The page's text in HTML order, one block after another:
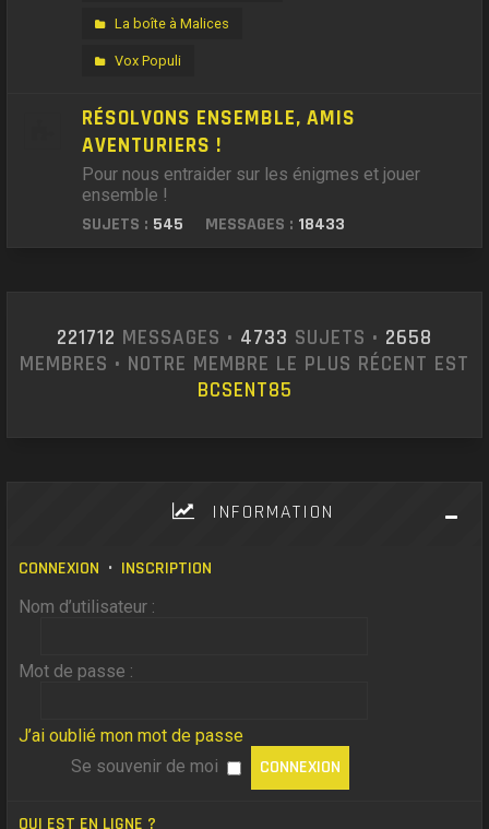
La boîte à Malices
Vox Populi
RÉSOLVONS ENSEMBLE, AMIS
AVENTURIERS !
Pour nous entraider sur les énigmes et jouer
ensemble !
SUJETS : 545 MESSAGES : 18433
221712 MESSAGES • 4733 SUJETS • 2658
MEMBRES • NOTRE MEMBRE LE PLUS RÉCENT EST
BCSENT85
INFORMATION
CONNEXION • INSCRIPTION
Nom d’utilisateur :
Mot de passe :
J’ai oublié mon mot de passe
Se souvenir de moi
QUI EST EN LIGNE ?